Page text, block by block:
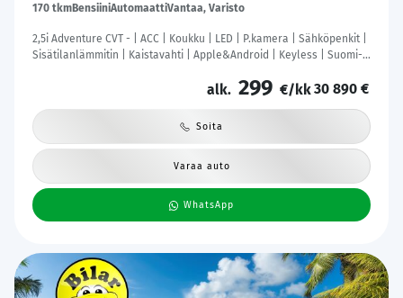
170 tkmBensiiniAutomaattiVantaa, Varisto
2,5i Adventure CVT - | ACC | Koukku | LED | P.kamera | Sähköpenkit |
Sisätilanlämmitin | Kaistavahti | Apple&Android | Keyless | Suomi-
alk. 299 €/kk30 890 €
Soita
Varaa auto
WhatsApp